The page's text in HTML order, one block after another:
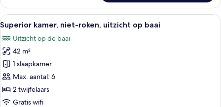
niet-
roken
(The
Pool
Bath)
Alle
foto's
voor
Superior
kamer,
niet-
roken,
uitzicht
Een hotelkamer met twee grote
9
Superior kamer, niet-roken, uitzicht op baai
Uitzicht op de baai
42 m²
1 slaapkamer
Max. aantal: 6
2 twijfelaars
Gratis wifi